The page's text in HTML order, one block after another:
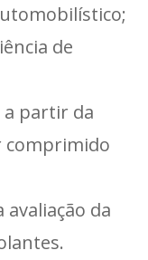
de
a partir da
comprimido
da